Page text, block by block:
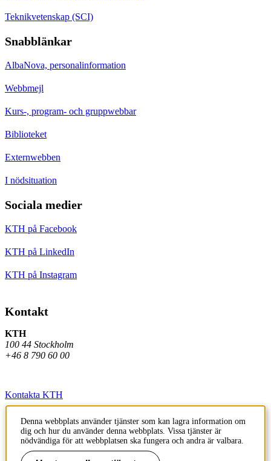
Teknikvetenskap (SCI)
Snabblänkar
AlbaNova, personalinformation
Webbmejl
Kurs-, program- och gruppwebbar
Biblioteket
Externwebben
I nödsituation
Sociala medier
KTH på Facebook
KTH på LinkedIn
KTH på Instagram
Kontakt
KTH
100 44 Stockholm
+46 8 790 60 00
Kontakta KTH
Jobba på KTH
Press och media
Denna webbplats använder tjänster som kan lagra information om
dig och hur du använder denna webbplats. Vissa tjänster är
nödvändiga för att webbplatsen ska fungera och andra är valbara.